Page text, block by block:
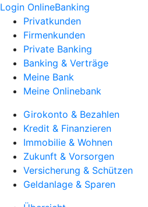
Login OnlineBanking
Privatkunden
Firmenkunden
Private Banking
Banking & Verträge
Meine Bank
Meine Onlinebank
Girokonto & Bezahlen
Kredit & Finanzieren
Immobilie & Wohnen
Zukunft & Vorsorgen
Versicherung & Schützen
Geldanlage & Sparen